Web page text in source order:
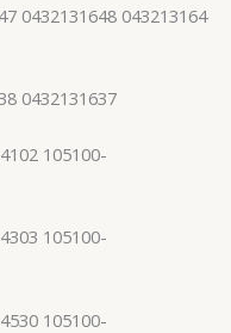
0432131648 043213164
0432131637
105100-
105100-
105100-